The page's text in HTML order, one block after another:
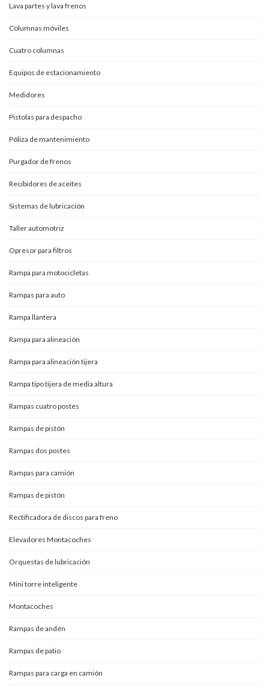
Lava partes y lava frenos
Columnas móviles
Cuatro columnas
Equipos de estacionamiento
Medidores
Pistolas para despacho
Póliza de mantenimiento
Purgador de frenos
Recibidores de aceites
Sistemas de lubricación
Taller automotriz
Opresor para filtros
Rampa para motocicletas
Rampas para auto
Rampa llantera
Rampa para alineación
Rampa para alineación tijera
Rampa tipo tijera de media altura
Rampas cuatro postes
Rampas de pistón
Rampas dos postes
Rampas para camión
Rampas de pistón
Rectificadora de discos para freno
Elevadores Montacoches
Orquestas de lubricación
Mini torre inteligente
Montacoches
Rampas de andén
Rampas de patio
Rampas para carga en camión